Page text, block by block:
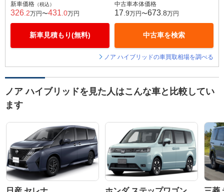
新車価格 （税込）
326 .2万円〜431 .0万円
新車見積もり(無料)
中古車本体価格
17 .9万円〜673 .8万円
中古車を検索
ノア ハイブリッドの車買取相場を調べる
ノア ハイブリッドを見た人はこんな車と比較してい
ます